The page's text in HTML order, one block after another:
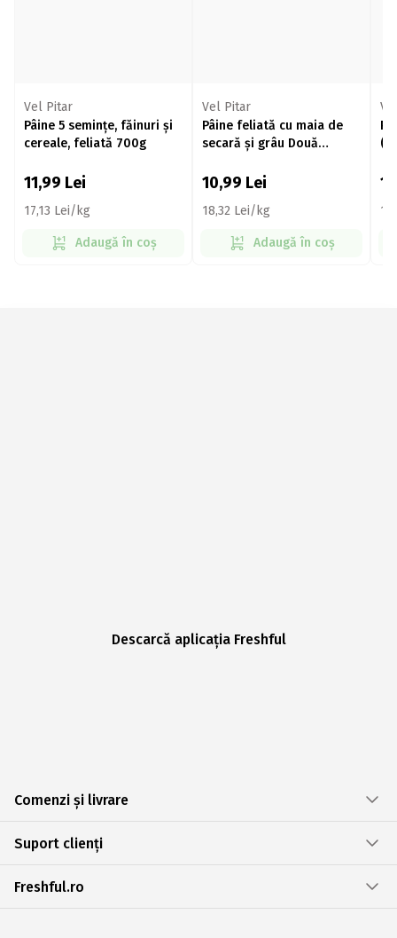
Vel Pitar
Pâine 5 semințe, făinuri și
cereale, feliată 700g
11,99 Lei
17,13 Lei/kg
Adaugă în coș
Vel Pitar
Pâine feliată cu maia de
secară și grâu Două
10,99 Lei
18,32 Lei/kg
Adaugă în coș
Descarcă aplicația Freshful
Comenzi și livrare
Suport clienți
Freshful.ro